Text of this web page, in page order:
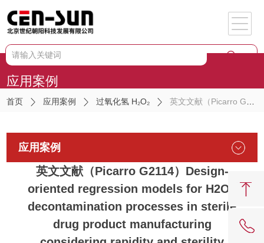
应用案例
首页 应用案例 过氧化氢 H₂O₂ 英文文献（Picarro G2114）Design-oriented regression models for H2O2 decontamination processes in sterile drug product manufacturing considering rapidity and sterility
应用案例
英文文献（Picarro G2114）Design-
oriented regression models for H2O2
decontamination processes in sterile
drug product manufacturing